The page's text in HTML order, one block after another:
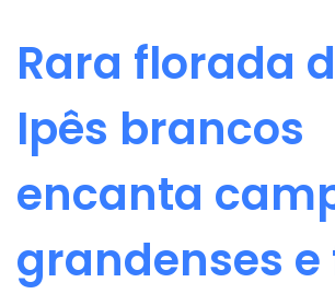
Rara florada
Ipês brancos
encanta
grandenses e